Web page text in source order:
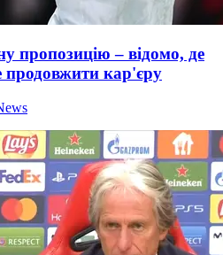
пропозицію – відомо, де
продовжити кар'єру